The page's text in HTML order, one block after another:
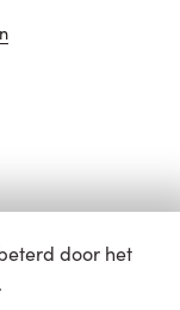
door het